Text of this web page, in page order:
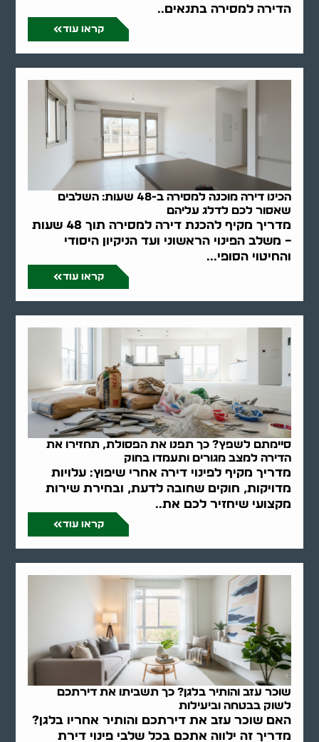
הדירה למסירה בתנאים..
קראו עוד
הכינו דירה מוכנה למסירה ב-48 שעות: השלבים
שאסור לכם לדלג עליהם
מדריך מקיף להכנת דירה למסירה תוך 48 שעות
– משלב הפינוי הראשוני ועד הניקיון היסודי
והחיטוי הסופי...
קראו עוד
סיימתם לשפץ? כך תפנו את הפסולת, תחזירו את
הדירה למצב מגורים ותעמדו בחוק
מדריך מקיף לפינוי דירה אחרי שיפוץ: עלויות
מדויקות, חוקים שחובה לדעת, ובחירת שירות
מקצועי שיחזיר לכם את..
קראו עוד
שוכר עזב והותיר בלגן? כך תשביתו את דירתכם
לשוק בבטחה וביעילות
האם שוכר עזב את דירתכם והותיר אחריו בלגן?
מדריך זה ילווה אתכם בכל שלבי פינוי דירת